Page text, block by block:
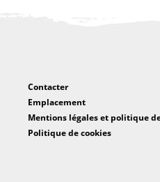
Contacter
Emplacement
Mentions légales et politique
Politique de cookies